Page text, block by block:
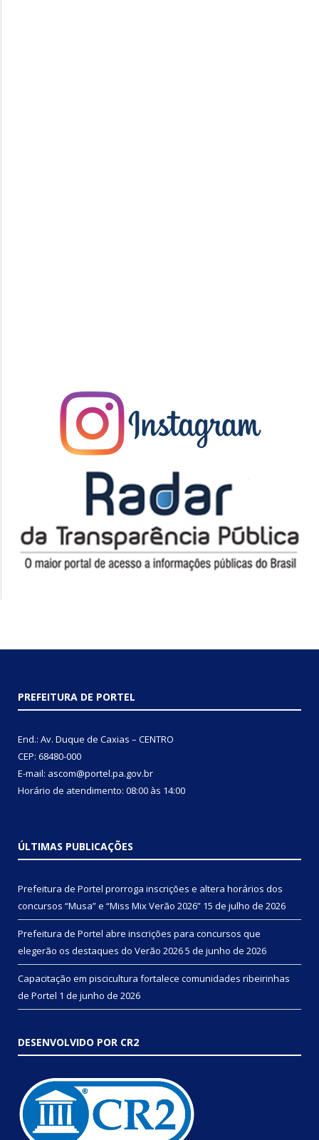
PREFEITURA DE PORTEL
End.: Av. Duque de Caxias – CENTRO
CEP: 68480-000
E-mail: ascom@portel.pa.gov.br
Horário de atendimento: 08:00 às 14:00
ÚLTIMAS PUBLICAÇÕES
Prefeitura de Portel prorroga inscrições e altera horários dos
concursos “Musa” e “Miss Mix Verão 2026” 15 de julho de 2026
Prefeitura de Portel abre inscrições para concursos que
elegerão os destaques do Verão 20265 de junho de 2026
Capacitação em piscicultura fortalece comunidades ribeirinhas
de Portel 1 de junho de 2026
DESENVOLVIDO POR CR2